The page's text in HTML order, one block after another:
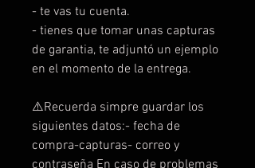
- te vas tu cuenta.
- tienes que tomar unas capturas
de garantia, te adjuntó un ejemplo
en el momento de la entrega.
⚠️Recuerda simpre guardar los
siguientes datos:- fecha de
compra-capturas- correo y
contraseña En caso de problemas